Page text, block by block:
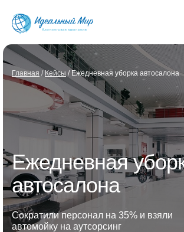
Ежедневная
автосалона
Глав ная / Кейсы / Ежедневная уборка автосалона
Сократили персонал на 35% и взяли
автомойку на аутсорсинг